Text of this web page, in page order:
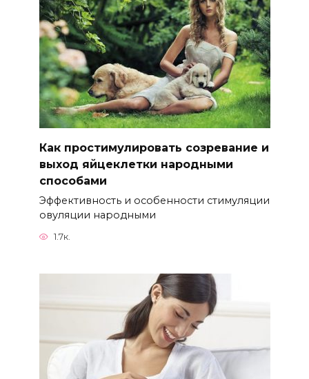
Как простимулировать созревание и
выход яйцеклетки народными
способами
Эффективность и особенности стимуляции
овуляции народными
1.7к.